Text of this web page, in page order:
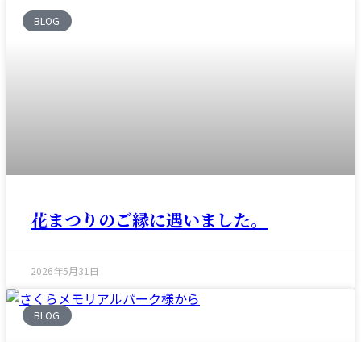
BLOG
花まつりのご縁に遇いました。
2026年5月31日
BLOG